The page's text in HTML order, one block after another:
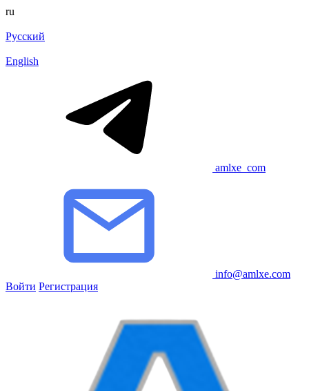
ru
Русский
English
amlxe_com
info@amlxe.com
Войти Регистрация